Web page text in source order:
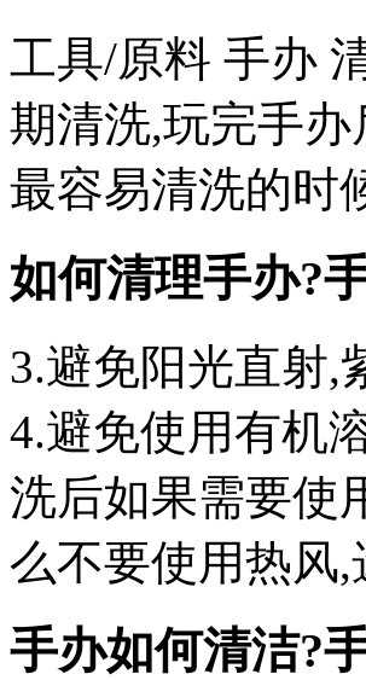
工具/原料 手办
期清洗,玩完手
最容易清洗的时
如何清理手办?
3.避免阳光直射,
4.避免使用有机
洗后如果需要使
么不要使用热风
手办如何清洁?